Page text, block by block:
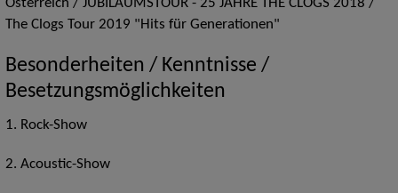
Österreich / JUBILÄUMSTOUR - 25 JAHRE THE CLOGS 2018 /
The Clogs Tour 2019 "Hits für Generationen"
Besonderheiten / Kenntnisse /
Besetzungsmöglichkeiten
1. Rock-Show
2. Acoustic-Show